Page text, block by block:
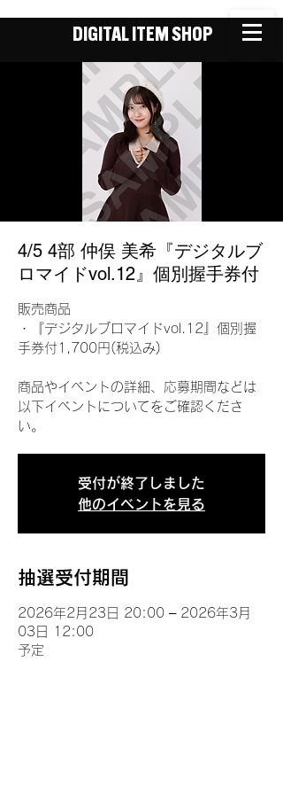
DIGITAL ITEM SHOP
4/5 4部 仲俣 美希『デジタルブ
ロマイドvol.12』個別握手券付
販売商品
・『デジタルブロマイドvol.12』個別握
手券付1,700円(税込み)
商品やイベントの詳細、応募期間などは
以下イベントについてをご確認くださ
い。
受付が終了しました
他のイベントを見る
抽選受付期間
2026年2月23日 20:00 – 2026年3月
03日 12:00
予定